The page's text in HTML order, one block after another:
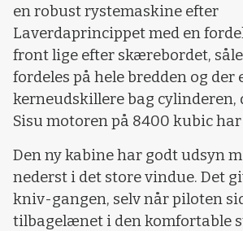
en robust rystemaskine efter
Laverdaprincippet med en
front lige efter skærebordet,
fordeles på hele bredden og der
kerneudskillere bag cylinderen,
Sisu motoren på 8400 kubic
Den ny kabine har godt udsyn
nederst i det store vindue. Det
kniv-gangen, selv når piloten
tilbagelænet i den komfortable